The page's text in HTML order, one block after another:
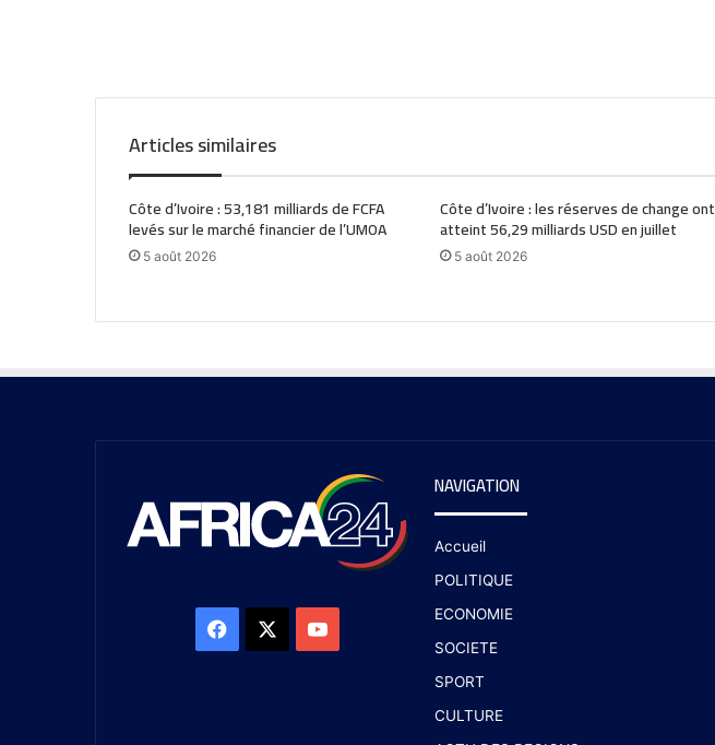
Articles similaires
Côte d’Ivoire : 53,181 milliards de FCFA
levés sur le marché financier de l’UMOA
5 août 2026
Côte d’Ivoire : les réserves de change ont
atteint 56,29 milliards USD en juillet
5 août 2026
NAVIGATION
Accueil
POLITIQUE
ECONOMIE
SOCIETE
SPORT
CULTURE